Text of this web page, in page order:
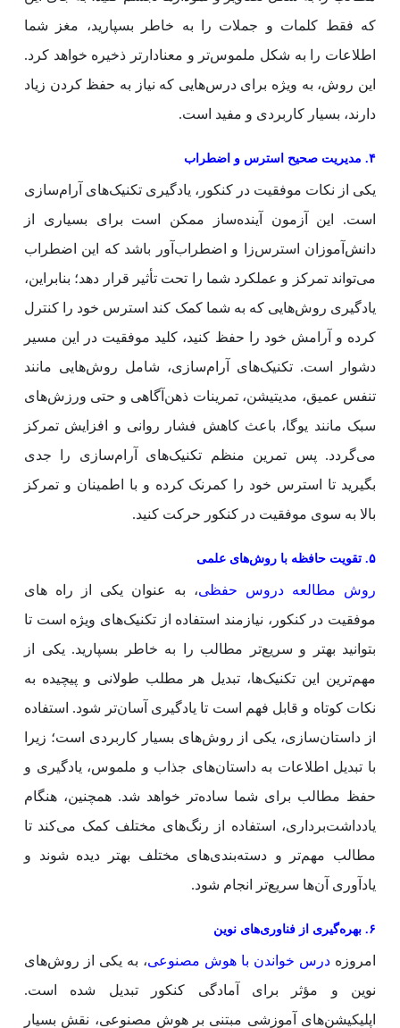
که فقط کلمات و جملات را به خاطر بسپارید، مغز شما
اطلاعات را به شکل ملموس‌تر و معنادارتر ذخیره خواهد کرد.
این روش، به ویژه برای درس‌هایی که نیاز به حفظ کردن زیاد
دارند، بسیار کاربردی و مفید است.
۴. مدیریت صحیح استرس و اضطراب
یکی از نکات موفقیت در کنکور، یادگیری تکنیک‌های آرام‌سازی
است. این آزمون آینده‌ساز ممکن است برای بسیاری از
دانش‌آموزان استرس‌زا و اضطراب‌آور باشد که این اضطراب
می‌تواند تمرکز و عملکرد شما را تحت تأثیر قرار دهد؛ بنابراین،
یادگیری روش‌هایی که به شما کمک کند استرس خود را کنترل
کرده و آرامش خود را حفظ کنید، کلید موفقیت در این مسیر
دشوار است. تکنیک‌های آرام‌سازی، شامل روش‌هایی مانند
تنفس عمیق، مدیتیشن، تمرینات ذهن‌آگاهی و حتی ورزش‌های
سبک مانند یوگا، باعث کاهش فشار روانی و افزایش تمرکز
می‌گردد. پس تمرین منظم تکنیک‌های آرام‌سازی را جدی
بگیرید تا استرس خود را کمرنک کرده و با اطمینان و تمرکز
بالا به سوی موفقیت در کنکور حرکت کنید.
۵. تقویت حافظه با روش‌های علمی
روش مطالعه دروس حفظی، به عنوان یکی از راه های
موفقیت در کنکور، نیازمند استفاده از تکنیک‌های ویژه است تا
بتوانید بهتر و سریع‌تر مطالب را به خاطر بسپارید. یکی از
مهم‌ترین این تکنیک‌ها، تبدیل هر مطلب طولانی و پیچیده به
نکات کوتاه و قابل فهم است تا یادگیری آسان‌تر شود. استفاده
از داستان‌سازی، یکی از روش‌های بسیار کاربردی است؛ زیرا
با تبدیل اطلاعات به داستان‌های جذاب و ملموس، یادگیری و
حفظ مطالب برای شما ساده‌تر خواهد شد. همچنین، هنگام
یادداشت‌برداری، استفاده از رنگ‌های مختلف کمک می‌کند تا
مطالب مهم‌تر و دسته‌بندی‌های مختلف بهتر دیده شوند و
یادآوری آن‌ها سریع‌تر انجام شود.
۶. بهره‌گیری از فناوری‌های نوین
امروزه درس خواندن با هوش مصنوعی، به یکی از روش‌های
نوین و مؤثر برای آمادگی کنکور تبدیل شده است.
اپلیکیشن‌های آموزشی مبتنی بر هوش مصنوعی، نقش بسیار